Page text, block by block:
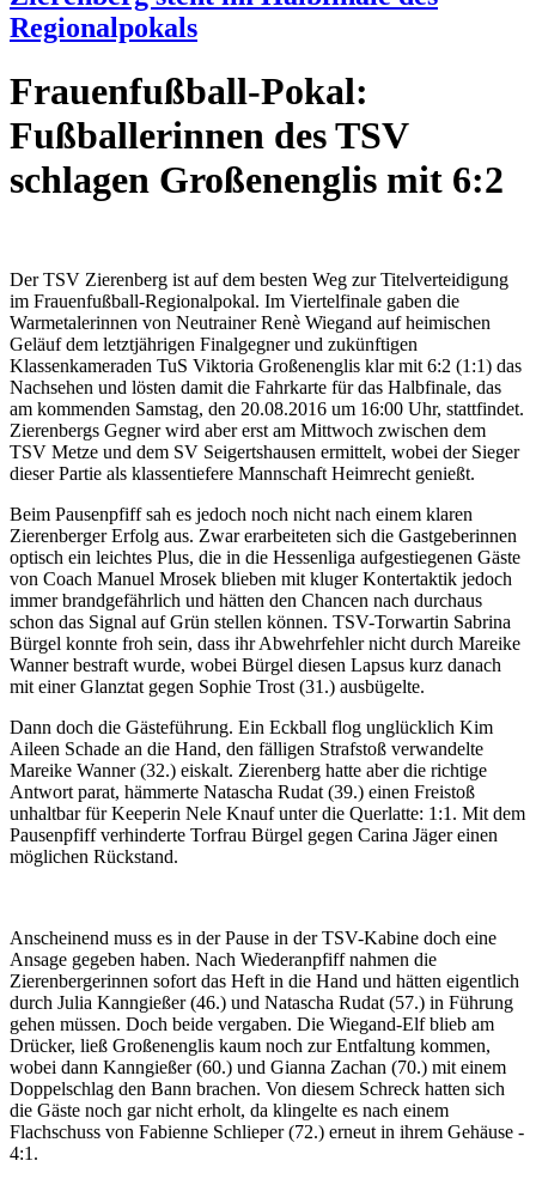
Regionalpokals
Frauenfußball-Pokal:
Fußballerinnen des TSV
schlagen Großenenglis mit 6:2
Der TSV Zierenberg ist auf dem besten Weg zur Titelverteidigung
im Frauenfußball-Regionalpokal. Im Viertelfinale gaben die
Warmetalerinnen von Neutrainer Renè Wiegand auf heimischen
Geläuf dem letztjährigen Finalgegner und zukünftigen
Klassenkameraden TuS Viktoria Großenenglis klar mit 6:2 (1:1) das
Nachsehen und lösten damit die Fahrkarte für das Halbfinale, das
am kommenden Samstag, den 20.08.2016 um 16:00 Uhr, stattfindet.
Zierenbergs Gegner wird aber erst am Mittwoch zwischen dem
TSV Metze und dem SV Seigertshausen ermittelt, wobei der Sieger
dieser Partie als klassentiefere Mannschaft Heimrecht genießt.
Beim Pausenpfiff sah es jedoch noch nicht nach einem klaren
Zierenberger Erfolg aus. Zwar erarbeiteten sich die Gastgeberinnen
optisch ein leichtes Plus, die in die Hessenliga aufgestiegenen Gäste
von Coach Manuel Mrosek blieben mit kluger Kontertaktik jedoch
immer brandgefährlich und hätten den Chancen nach durchaus
schon das Signal auf Grün stellen können. TSV-Torwartin Sabrina
Bürgel konnte froh sein, dass ihr Abwehrfehler nicht durch Mareike
Wanner bestraft wurde, wobei Bürgel diesen Lapsus kurz danach
mit einer Glanztat gegen Sophie Trost (31.) ausbügelte.
Dann doch die Gästeführung. Ein Eckball flog unglücklich Kim
Aileen Schade an die Hand, den fälligen Strafstoß verwandelte
Mareike Wanner (32.) eiskalt. Zierenberg hatte aber die richtige
Antwort parat, hämmerte Natascha Rudat (39.) einen Freistoß
unhaltbar für Keeperin Nele Knauf unter die Querlatte: 1:1. Mit dem
Pausenpfiff verhinderte Torfrau Bürgel gegen Carina Jäger einen
möglichen Rückstand.
Anscheinend muss es in der Pause in der TSV-Kabine doch eine
Ansage gegeben haben. Nach Wiederanpfiff nahmen die
Zierenbergerinnen sofort das Heft in die Hand und hätten eigentlich
durch Julia Kanngießer (46.) und Natascha Rudat (57.) in Führung
gehen müssen. Doch beide vergaben. Die Wiegand-Elf blieb am
Drücker, ließ Großenenglis kaum noch zur Entfaltung kommen,
wobei dann Kanngießer (60.) und Gianna Zachan (70.) mit einem
Doppelschlag den Bann brachen. Von diesem Schreck hatten sich
die Gäste noch gar nicht erholt, da klingelte es nach einem
Flachschuss von Fabienne Schlieper (72.) erneut in ihrem Gehäuse -
4:1.